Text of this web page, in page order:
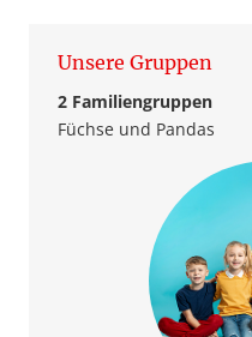
Unsere Gruppen
2 Familiengruppen
Füchse und Pandas